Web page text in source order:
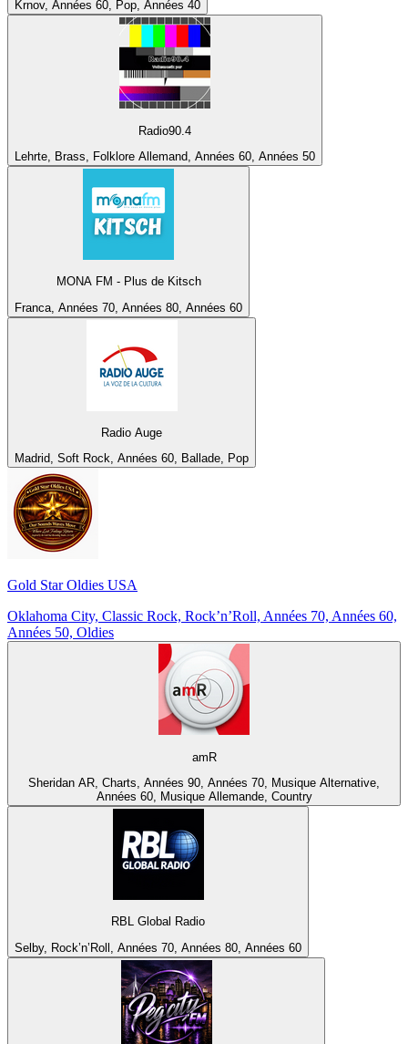
Krnov, Années 60, Pop, Années 40
Radio90.4
Lehrte, Brass, Folklore Allemand, Années 60, Années 50
MONA FM - Plus de Kitsch
Franca, Années 70, Années 80, Années 60
Radio Auge
Madrid, Soft Rock, Années 60, Ballade, Pop
Gold Star Oldies USA
Oklahoma City, Classic Rock, Rock’n’Roll, Années 70, Années 60,
Années 50, Oldies
amR
Sheridan AR, Charts, Années 90, Années 70, Musique Alternative,
Années 60, Musique Allemande, Country
RBL Global Radio
Selby, Rock’n’Roll, Années 70, Années 80, Années 60